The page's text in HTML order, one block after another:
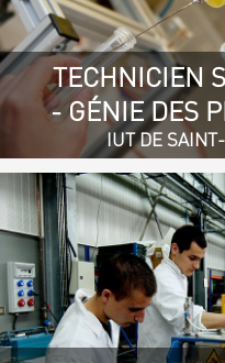
TECHNICIEN
- GÉNIE DES
IUT DE